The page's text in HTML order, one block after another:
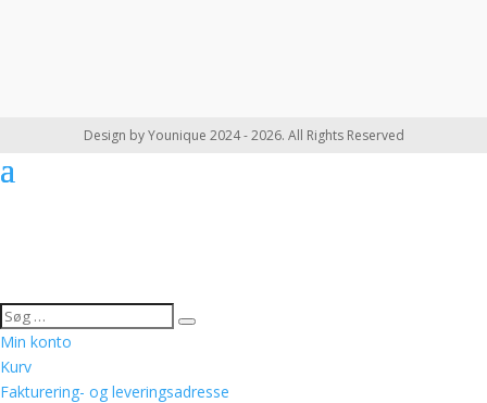
Design by Younique 2024 - 2026. All Rights Reserved
Min konto
Kurv
Fakturering- og leveringsadresse